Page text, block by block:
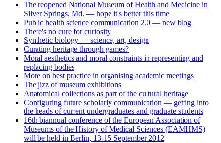
The reopened National Museum of Health and Medicine in
Silver Springs, Md. — hope it's better this time
Public health science communication 2.0 — new blog
There's no cure for curiosity
Synthetic biology — science, art, design
Curating heritage through games?
Moral aesthetics and moral constraints in representing and
replacing bodies
More on best practice in organising academic meetings
The jizz of museum exhibitions
Anatomical collections as part of the cultural heritage
Configuring future scholarly communication — getting into
the heads of current undergraduates and graduate students
16th biannual conference of the European Association of
Museums of the History of Medical Sciences (EAMHMS)
will be held in Berlin, 13-15 September 2012